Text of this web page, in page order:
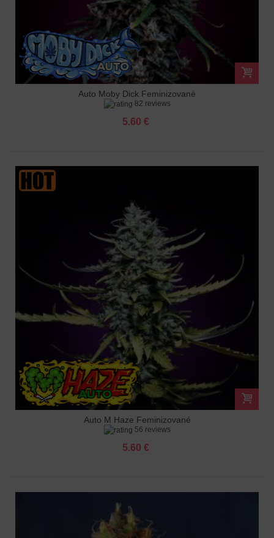
Auto Moby Dick Feminizované
82 reviews
5.60 €
Auto M Haze Feminizované
56 reviews
5.60 €